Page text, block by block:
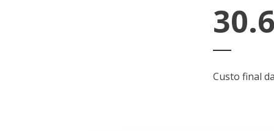
Custo final